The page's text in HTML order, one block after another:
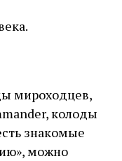
мироходцев,
колоды
знакомые
можно